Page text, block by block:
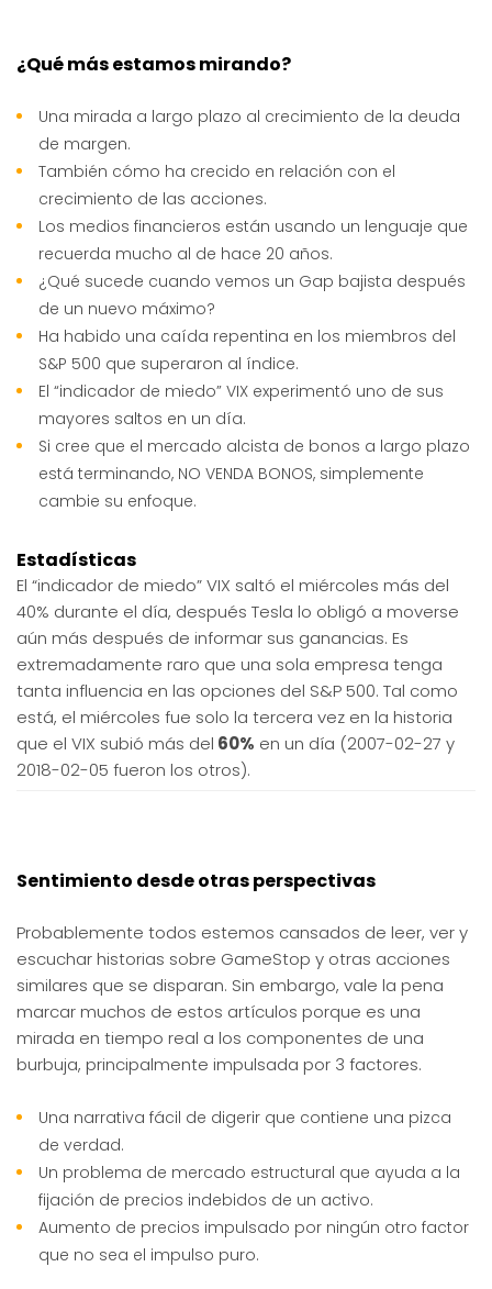
¿Qué más estamos mirando?
Una mirada a largo plazo al crecimiento de la deuda
de margen.
También cómo ha crecido en relación con el
crecimiento de las acciones.
Los medios financieros están usando un lenguaje que
recuerda mucho al de hace 20 años.
¿Qué sucede cuando vemos un Gap bajista después
de un nuevo máximo?
Ha habido una caída repentina en los miembros del
S&P 500 que superaron al índice.
El “indicador de miedo” VIX experimentó uno de sus
mayores saltos en un día.
Si cree que el mercado alcista de bonos a largo plazo
está terminando, NO VENDA BONOS, simplemente
cambie su enfoque.
Estadísticas
El “indicador de miedo” VIX saltó el miércoles más del
40% durante el día, después Tesla lo obligó a moverse
aún más después de informar sus ganancias. Es
extremadamente raro que una sola empresa tenga
tanta influencia en las opciones del S&P 500. Tal como
está, el miércoles fue solo la tercera vez en la historia
que el VIX subió más del 60% en un día (2007-02-27 y
2018-02-05 fueron los otros).
Sentimiento desde otras perspectivas
Probablemente todos estemos cansados de leer, ver y
escuchar historias sobre GameStop y otras acciones
similares que se disparan. Sin embargo, vale la pena
marcar muchos de estos artículos porque es una
mirada en tiempo real a los componentes de una
burbuja, principalmente impulsada por 3 factores.
Una narrativa fácil de digerir que contiene una pizca
de verdad.
Un problema de mercado estructural que ayuda a la
fijación de precios indebidos de un activo.
Aumento de precios impulsado por ningún otro factor
que no sea el impulso puro.